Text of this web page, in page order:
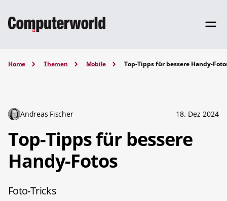
Home Themen Mobile Top-Tipps für bessere Handy-
Andreas Fischer 18. Dez 2024
Top-Tipps für bessere
Handy-Fotos
Foto-Tricks